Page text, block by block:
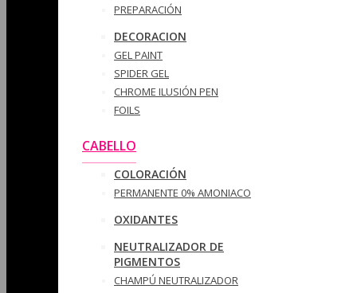
PREPARACIÓN
DECORACION
GEL PAINT
SPIDER GEL
CHROME ILUSIÓN PEN
FOILS
CABELLO
COLORACIÓN
PERMANENTE 0% AMONIACO
OXIDANTES
NEUTRALIZADOR DE
PIGMENTOS
CHAMPÚ NEUTRALIZADOR